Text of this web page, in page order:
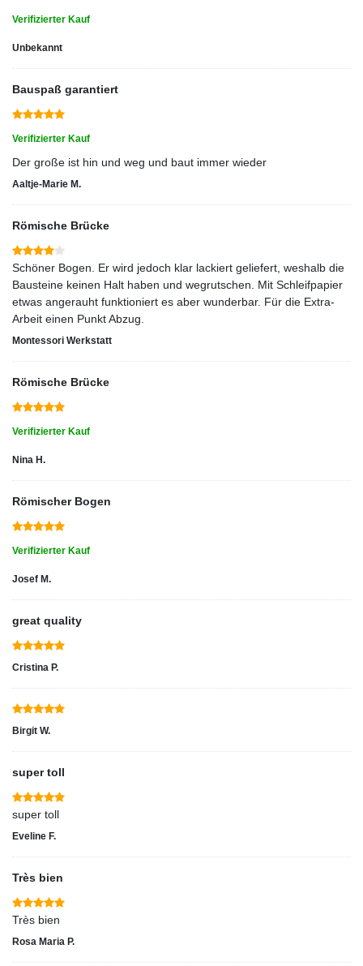
Verifizierter Kauf
Unbekannt
Bauspaß garantiert
Verifizierter Kauf
Der große ist hin und weg und baut immer wieder
Aaltje-Marie M.
Römische Brücke
Schöner Bogen. Er wird jedoch klar lackiert geliefert, weshalb die
Bausteine keinen Halt haben und wegrutschen. Mit Schleifpapier
etwas angerauht funktioniert es aber wunderbar. Für die Extra-
Arbeit einen Punkt Abzug.
Montessori Werkstatt
Römische Brücke
Verifizierter Kauf
Nina H.
Römischer Bogen
Verifizierter Kauf
Josef M.
great quality
Cristina P.
Birgit W.
super toll
super toll
Eveline F.
Très bien
Très bien
Rosa Maria P.